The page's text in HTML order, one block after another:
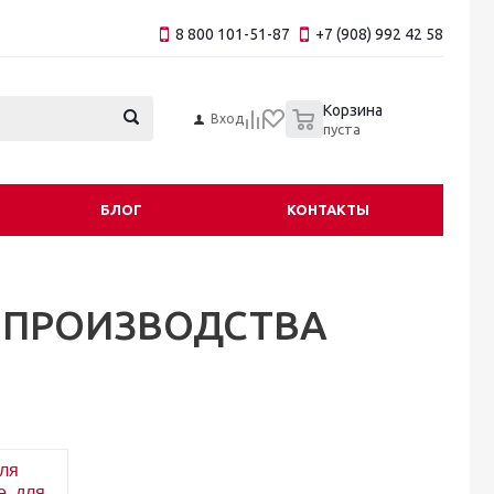
8 800 101-51-87 +7 (908) 992 42 58
Вход Корзина
пуста
БЛОГ КОНТАКТЫ